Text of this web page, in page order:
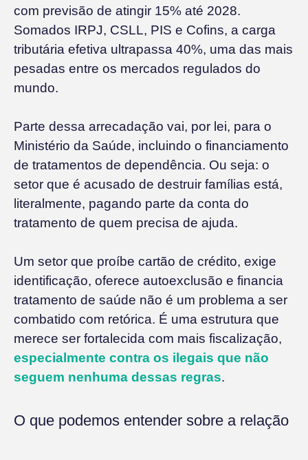
com previsão de atingir 15% até 2028.
Somados IRPJ, CSLL, PIS e Cofins, a carga
tributária efetiva ultrapassa 40%, uma das mais
pesadas entre os mercados regulados do
mundo.
Parte dessa arrecadação vai, por lei, para o
Ministério da Saúde, incluindo o financiamento
de tratamentos de dependência. Ou seja: o
setor que é acusado de destruir famílias está,
literalmente, pagando parte da conta do
tratamento de quem precisa de ajuda.
Um setor que proíbe cartão de crédito, exige
identificação, oferece autoexclusão e financia
tratamento de saúde não é um problema a ser
combatido com retórica. É uma estrutura que
merece ser fortalecida com mais fiscalização,
especialmente contra os ilegais que não
seguem nenhuma dessas regras.
O que podemos entender sobre a relação